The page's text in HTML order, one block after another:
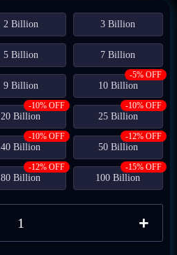
2 Billion 3 Billion
5 Billion 7 Billion
9 Billion 10 Billion
-5% OFF
20 Billion
-10% OFF
25 Billion
-10% OFF
40 Billion
-10% OFF
50 Billion
-12% OFF
80 Billion
-12% OFF
100 Billion
-15% OFF
+